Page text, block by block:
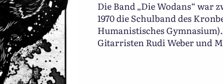
Die Band „Die Wodans“ war
1970 die Schulband des
Humanistisches
Gitarristen Rudi Weber und